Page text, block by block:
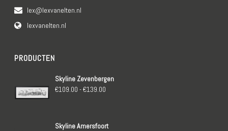
lex@lexvanelten.nl
lexvanelten.nl
PRODUCTEN
Skyline Zevenbergen
€109.00 -€139.00
Skyline Amersfoort